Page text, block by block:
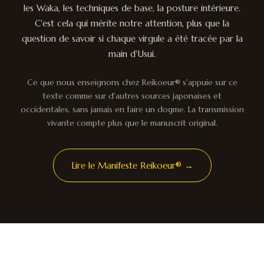
les Waka, les techniques de base, la posture intérieure.
C'est cela qui mérite notre attention, plus que la
question de savoir si chaque virgule a été tracée par la
main d'Usui.
Ce que nous enseignons chez Reikoeur® s'appuie sur ce
texte comme sur d'autres sources japonaises et
occidentales, sans jamais en faire un dogme. La transmission
vivante compte plus que le manuscrit original.
Lire le Manifeste Reikoeur® →